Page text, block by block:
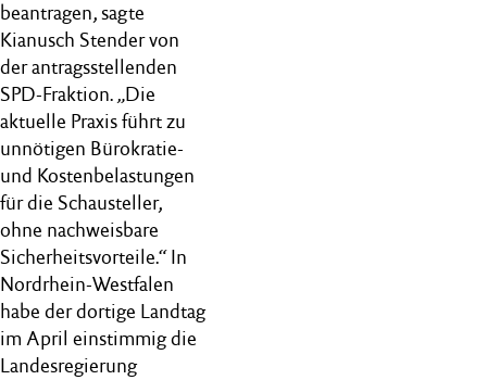
beantragen, sagte
Kianusch Stender von
der antragsstellenden
SPD-Fraktion. „Die
aktuelle Praxis führt zu
unnötigen Bürokratie-
und Kostenbelastungen
für die Schausteller,
ohne nachweisbare
Sicherheitsvorteile.“ In
Nordrhein-Westfalen
habe der dortige Landtag
im April einstimmig die
Landesregierung